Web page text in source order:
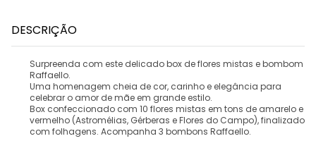
DESCRIÇÃO
Surpreenda com este delicado box de flores mistas e bombom
Raffaello.
Uma homenagem cheia de cor, carinho e elegância para
celebrar o amor de mãe em grande estilo.
Box confeccionado com 10 flores mistas em tons de amarelo e
vermelho (Astromélias, Gérberas e Flores do Campo), finalizado
com folhagens. Acompanha 3 bombons Raffaello.